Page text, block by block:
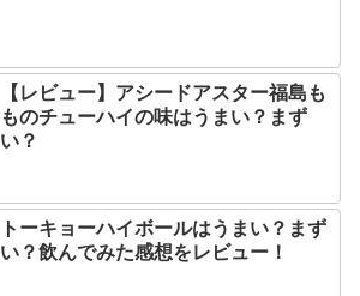
【レビュー】アシードアスター福島も
ものチューハイの味はうまい？まず
い？
トーキョーハイボールはうまい？まず
い？飲んでみた感想をレビュー！